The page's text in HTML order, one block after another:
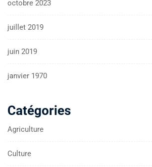
octobre 2023
juillet 2019
juin 2019
janvier 1970
Catégories
Agriculture
Culture